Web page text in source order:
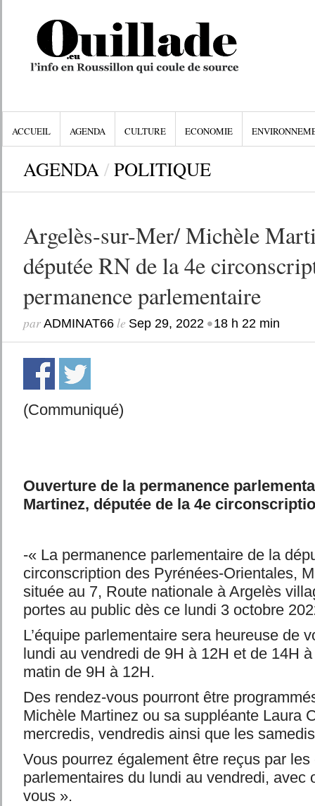
ACCUEIL AGENDA CULTURE ECONOMIE
AGENDA / POLITIQUE
Argelès-sur-Mer/ Michèle
députée RN de la 4e
permanence parlementaire
par ADMINAT66le Sep 29, 2022•18 h 22 min
(Communiqué)
Ouverture de la permanence
Martinez, députée de la 4e
-« La permanence parlementaire de la
circonscription des Pyrénées-Orientales,
située au 7, Route nationale à Argelès
portes au public dès ce lundi 3 octobre
L’équipe parlementaire sera heureuse de
lundi au vendredi de 9H à 12H et de 14H
matin de 9H à 12H.
Des rendez-vous pourront être
Michèle Martinez ou sa suppléante Laura
mercredis, vendredis ainsi que les
Vous pourrez également être reçus par
parlementaires du lundi au vendredi, avec
vous ».